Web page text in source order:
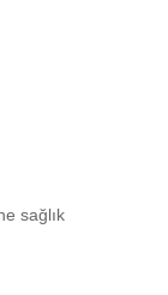
sağlık